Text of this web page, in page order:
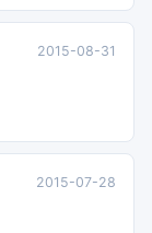
2015-08-31
2015-07-28